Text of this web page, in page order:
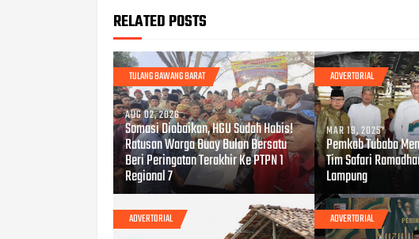
RELATED POSTS
TULANG BAWANG BARAT
AUG 02, 2026
Somasi Diabaikan, HGU Sudah Habis!
Ratusan Warga Buay Bulan Bersatu
Beri Peringatan Terakhir Ke PTPN 1
Regional 7
ADVERTORIAL
MAR 19, 2025
Pemkab Tubaba
Tim Safari
Lampung
ADVERTORIAL ADVERTORIAL